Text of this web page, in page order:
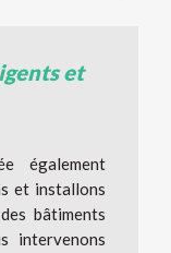
et
également
et installons
bâtiments
intervenons